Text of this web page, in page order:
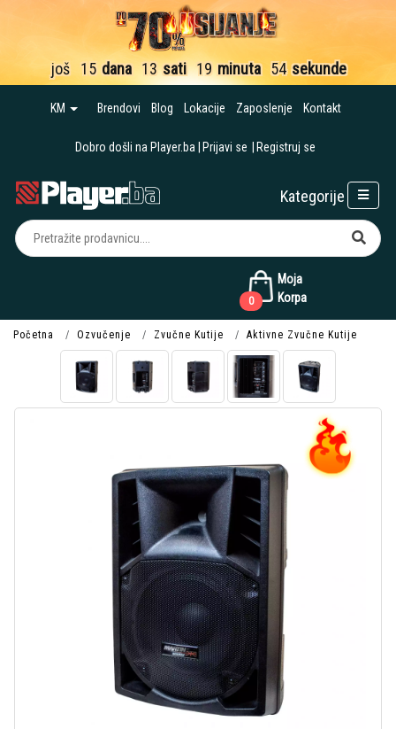
još 15 dana 13 sati 19 minuta 54 sekunde
KM Brendovi Blog Lokacije Zaposlenje Kontakt
Dobro došli na Player.ba Prijavi se Registruj se
Moja
Korpa
0
Kategorije
Početna Ozvučenje Zvučne Kutije Aktivne Zvučne Kutije